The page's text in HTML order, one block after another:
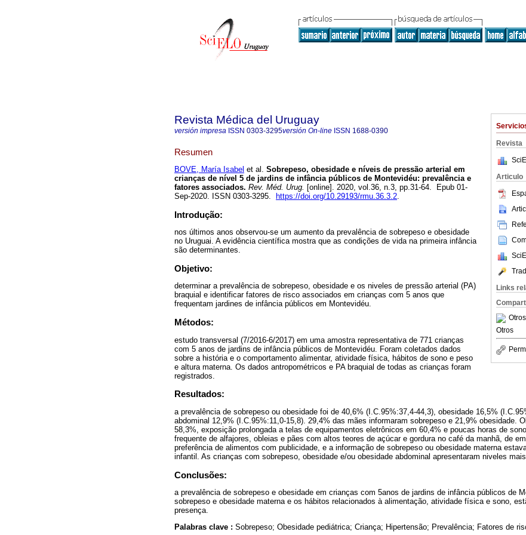
Revista
Articulo
Links
Otros
Otros
Revista Médica del Uruguay
versión impresa ISSN 0303-3295versión On-line ISSN 1688-0390
Resumen
BOVE, María Isabel et al. Sobrepeso, obesidade e níveis de pressão arterial em
crianças de nível 5 de jardins de infância públicos de Montevidéu: prevalência e
fatores associados. Rev. Méd. Urug. [online]. 2020, vol.36, n.3, pp.31-64. Epub 01-
Sep-2020. ISSN 0303-3295.
https://doi.org/10.29193/rmu.36.3.2.
Introdução:
nos últimos anos observou-se um aumento da prevalência de sobrepeso e obesidade
no Uruguai. A evidência científica mostra que as condições de vida na primeira infância
são determinantes.
Objetivo:
determinar a prevalência de sobrepeso, obesidade e os niveles de pressão arterial (PA)
braquial e identificar fatores de risco associados em crianças com 5 anos que
frequentam jardines de infância públicos em Montevidéu.
Métodos:
estudo transversal (7/2016-6/2017) em uma amostra representativa de 771 crianças
com 5 anos de jardins de infância públicos de Montevidéu. Foram coletados dados
sobre a história e o comportamento alimentar, atividade física, hábitos de sono e peso
e altura materna. Os dados antropométricos e PA braquial de todas as crianças foram
registrados.
Resultados:
a prevalência de sobrepeso ou obesidade foi de 40,6% (I.C.95%:37,4-44,3), obesidade 16,5%
abdominal 12,9% (I.C.95%:11,0-15,8). 29,4% das mães informaram sobrepeso e 21,9% obesidade.
58,3%, exposição prolongada a telas de equipamentos eletrônicos em 60,4% e poucas horas de
frequente de alfajores, obleias e pães com altos teores de açúcar e gordura no café da manhã, de
preferência de alimentos com publicidade, e a informação de sobrepeso ou obesidade materna
infantil. As crianças com sobrepeso, obesidade e/ou obesidade abdominal apresentaram niveles
Conclusões:
a prevalência de sobrepeso e obesidade em crianças com 5anos de jardins de infância públicos de
sobrepeso e obesidade materna e os hábitos relacionados à alimentação, atividade física e sono,
presença.
Palabras clave : Sobrepeso; Obesidade pediátrica; Criança; Hipertensão; Prevalência; Fatores de